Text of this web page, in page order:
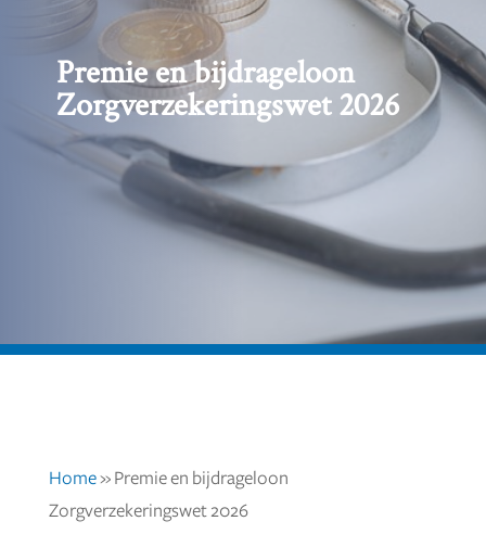
Premie en bijdrageloon
Zorgverzekeringswet 2026
Home» Premie en bijdrageloon
Zorgverzekeringswet 2026